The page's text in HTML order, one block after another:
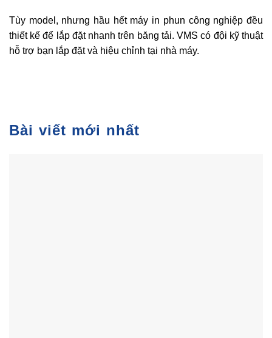
Tùy model, nhưng hầu hết máy in phun công nghiệp đều
thiết kế để lắp đặt nhanh trên băng tải. VMS có đội kỹ thuật
hỗ trợ bạn lắp đặt và hiệu chỉnh tại nhà máy.
Bài viết mới nhất